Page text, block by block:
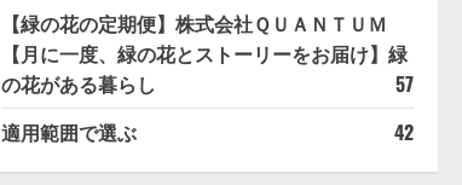
【緑の花の定期便】株式会社ＱＵＡＮＴＵＭ
【月に一度、緑の花とストーリーをお届け】緑
の花がある暮らし
57
適用範囲で選ぶ
42